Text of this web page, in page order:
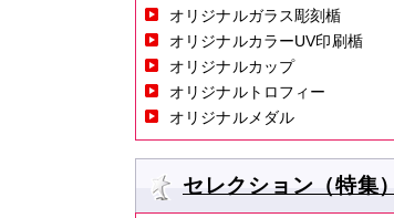
オリジナルガラス彫刻楯
オリジナルカラーUV印刷楯
オリジナルカップ
オリジナルトロフィー
オリジナルメダル
セレクション（特集）